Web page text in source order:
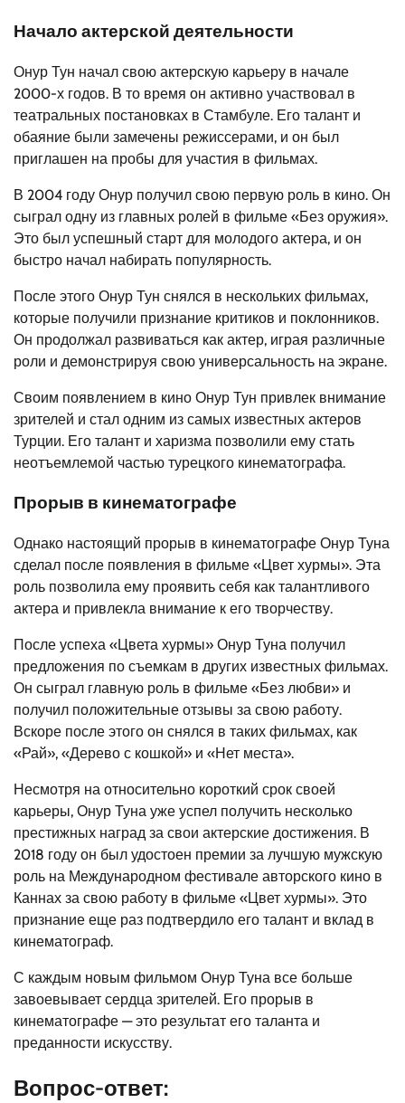
Начало актерской деятельности
Онур Тун начал свою актерскую карьеру в начале
2000-х годов. В то время он активно участвовал в
театральных постановках в Стамбуле. Его талант и
обаяние были замечены режиссерами, и он был
приглашен на пробы для участия в фильмах.
В 2004 году Онур получил свою первую роль в кино. Он
сыграл одну из главных ролей в фильме «Без оружия».
Это был успешный старт для молодого актера, и он
быстро начал набирать популярность.
После этого Онур Тун снялся в нескольких фильмах,
которые получили признание критиков и поклонников.
Он продолжал развиваться как актер, играя различные
роли и демонстрируя свою универсальность на экране.
Своим появлением в кино Онур Тун привлек внимание
зрителей и стал одним из самых известных актеров
Турции. Его талант и харизма позволили ему стать
неотъемлемой частью турецкого кинематографа.
Прорыв в кинематографе
Однако настоящий прорыв в кинематографе Онур Туна
сделал после появления в фильме «Цвет хурмы». Эта
роль позволила ему проявить себя как талантливого
актера и привлекла внимание к его творчеству.
После успеха «Цвета хурмы» Онур Туна получил
предложения по съемкам в других известных фильмах.
Он сыграл главную роль в фильме «Без любви» и
получил положительные отзывы за свою работу.
Вскоре после этого он снялся в таких фильмах, как
«Рай», «Дерево с кошкой» и «Нет места».
Несмотря на относительно короткий срок своей
карьеры, Онур Туна уже успел получить несколько
престижных наград за свои актерские достижения. В
2018 году он был удостоен премии за лучшую мужскую
роль на Международном фестивале авторского кино в
Каннах за свою работу в фильме «Цвет хурмы». Это
признание еще раз подтвердило его талант и вклад в
кинематограф.
С каждым новым фильмом Онур Туна все больше
завоевывает сердца зрителей. Его прорыв в
кинематографе — это результат его таланта и
преданности искусству.
Вопрос-ответ: